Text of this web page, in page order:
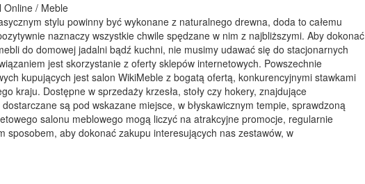
Online / Meble
stylu powinny być wykonane z naturalnego drewna, doda to całemu
naznaczy wszystkie chwile spędzane w nim z najbliższymi. Aby dokonać
do domowej jadalni bądź kuchni, nie musimy udawać się do stacjonarnych
jest skorzystanie z oferty sklepów internetowych. Powszechnie
kupujących jest salon WikiMeble z bogatą ofertą, konkurencyjnymi stawkami
kraju. Dostępne w sprzedaży krzesła, stoły czy hokery, znajdujące
są pod wskazane miejsce, w błyskawicznym tempie, sprawdzoną
salonu meblowego mogą liczyć na atrakcyjne promocje, regularnie
sposobem, aby dokonać zakupu interesujących nas zestawów, w